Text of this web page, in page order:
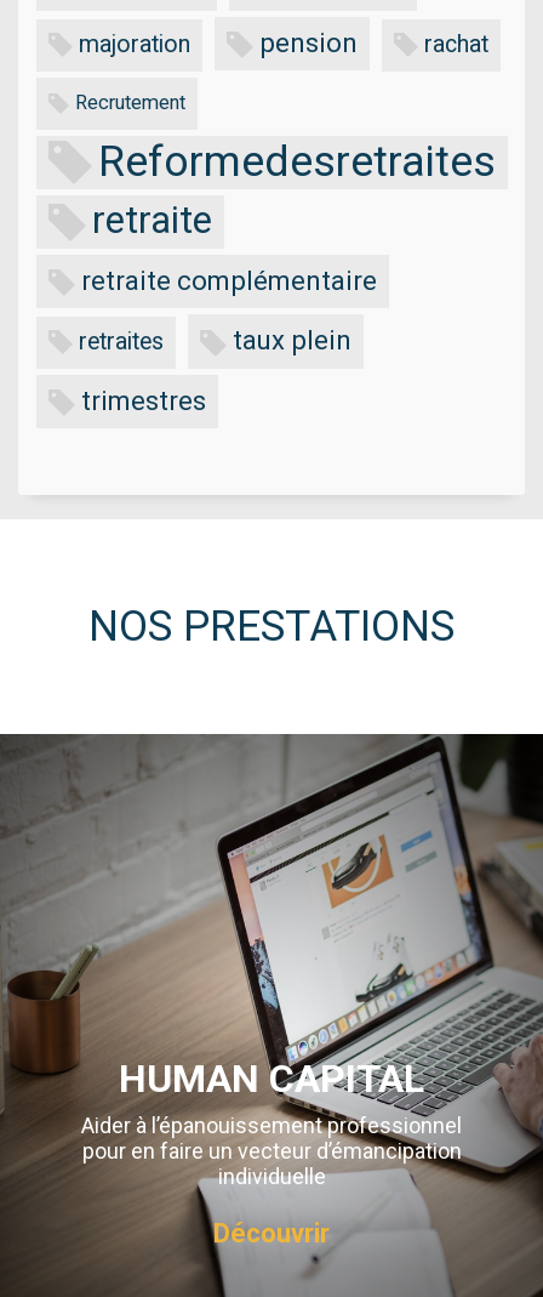
majoration pension rachat
Recrutement
Reformedesretraites
retraite
retraite complémentaire
retraites
taux plein
trimestres
NOS PRESTATIONS
HUMAN CAPITAL
Aider à l’épanouissement professionnel
pour en faire un vecteur d’émancipation
individuelle
Découvrir